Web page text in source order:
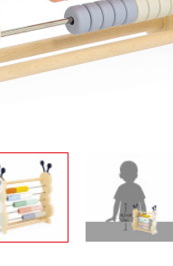
OUTDOOR
TAFEL, MÖBEL &
DEKORATIONEN